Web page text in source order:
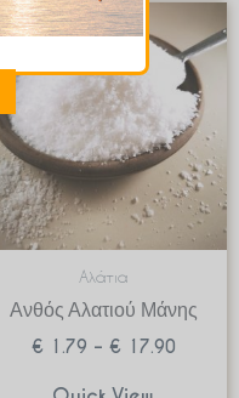
Αλάτια
Ανθός Αλατιού Μάνης
€ 1.79 – € 17.90
range:
€ 1.79
through
€